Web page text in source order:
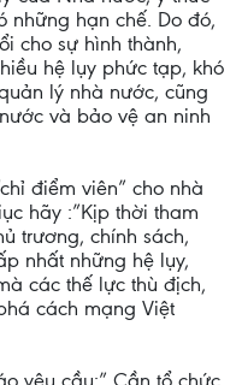
những hạn chế. Do đó,
cho sự hình thành,
hệ lụy phức tạp, khó
lý nhà nước, cũng
và bảo vệ an ninh
điểm viên” cho nhà
hãy :”Kịp thời tham
trương, chính sách,
nhất những hệ lụy,
các thế lực thù địch,
cách mạng Việt
yêu cầu:” Cần tổ chức